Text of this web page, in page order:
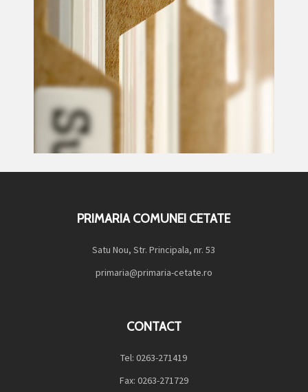
PRIMARIA COMUNEI CETATE
Satu Nou, Str. Principala, nr. 53
primaria@primaria-cetate.ro
CONTACT
Tel: 0263-271419
Fax: 0263-271729